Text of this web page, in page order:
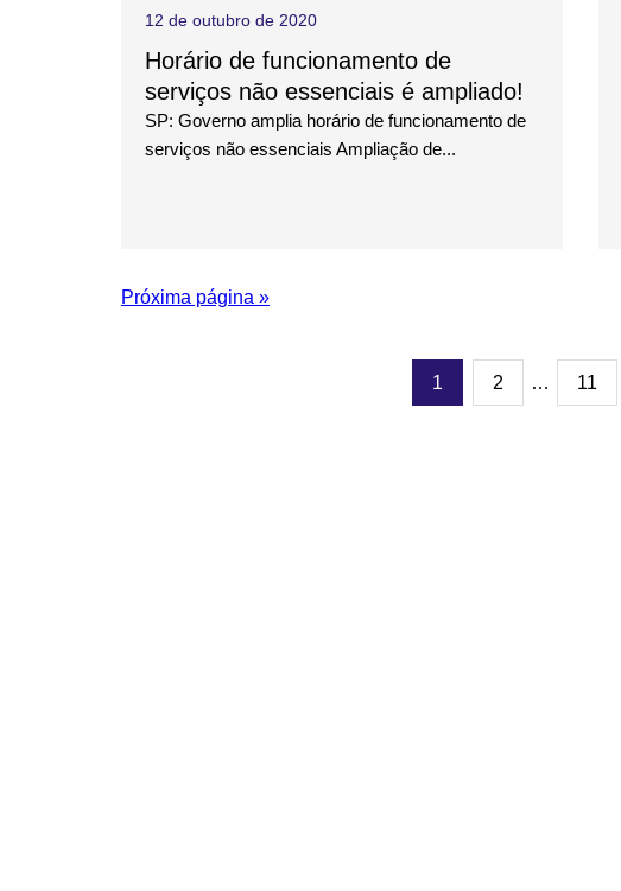
12 de outubro de 2020
Horário de funcionamento de
serviços não essenciais é ampliado!
SP: Governo amplia horário de funcionamento de
serviços não essenciais Ampliação de...
Próxima página »
1 2 … 11